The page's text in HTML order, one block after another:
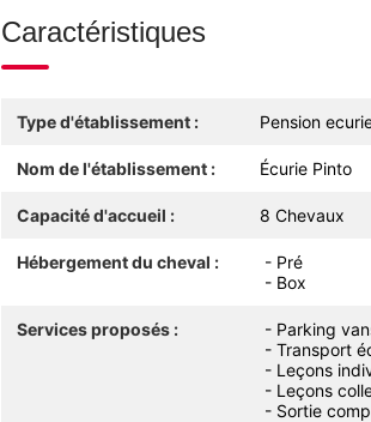
Caractéristiques
Type d'établissement : Pension
Nom de l'établissement : Écurie Pinto
Capacité d'accueil : 8 Chevaux
Hébergement du cheval :
- Pré
- Box
Services proposés :
- Parking
- Transport
- Leçons
- Leçons
- Sortie